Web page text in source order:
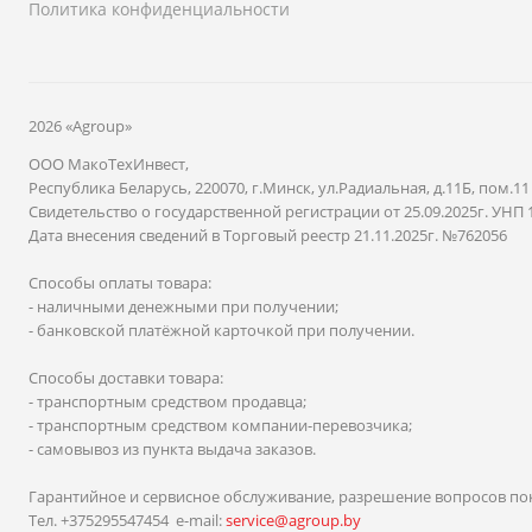
Политика конфиденциальности
2026 «Agroup»
ООО МакоТехИнвест,
Республика Беларусь, 220070, г.Минск, ул.Радиальная, д.11Б, пом.11
Свидетельство о государственной регистрации от 25.09.2025г. УНП
Дата внесения сведений в Торговый реестр 21.11.2025г. №762056
Способы оплаты товара:
- наличными денежными при получении;
- банковской платёжной карточкой при получении.
Способы доставки товара:
- транспортным средством продавца;
- транспортным средством компании-перевозчика;
- самовывоз из пункта выдача заказов.
Гарантийное и сервисное обслуживание, разрешение вопросов
Тел. +375295547454 e-mail:service@agroup.by